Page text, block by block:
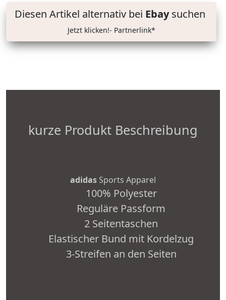
Diesen Artikel alternativ bei Ebaysuchen
Jetzt klicken!- Partnerlink*
kurze Produkt Beschreibung
adidas Sports Apparel
100% Polyester
Reguläre Passform
2 Seitentaschen
Elastischer Bund mit Kordelzug
3-Streifen an den Seiten